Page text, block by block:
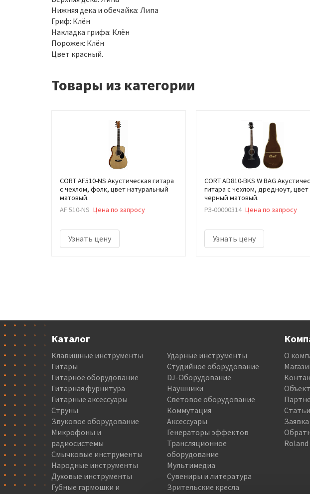
Нижняя дека и обечайка: Липа
Гриф: Клён
Накладка грифа: Клён
Порожек: Клён
Цвет красный.
Товары из категории
CORT AF510-NS Акустическая гитара
с чехлом, фолк, цвет натуральный
матовый.
AF 510-NS Цена по запросу
Узнать цену
CORT AD810-BKS W BAG
гитара с чехлом, дредноут, цвет
черный матовый.
РЗ-00000314 Цена по запросу
Узнать цену
Каталог
Клавишные инструменты
Гитары
Гитарное оборудование
Гитарная фурнитура
Гитарные аксессуары
Струны
Звуковое оборудование
Микрофоны и
радиосистемы
Смычковые инструменты
Народные инструменты
Духовые инструменты
Губные гармошки и
Ударные инструменты
Студийное оборудование
DJ-Оборудование
Наушники
Световое оборудование
Коммутация
Аксессуары
Генераторы эффектов
Трансляционное
оборудование
Мультимедиа
Сувениры и литература
Зрительские кресла
О